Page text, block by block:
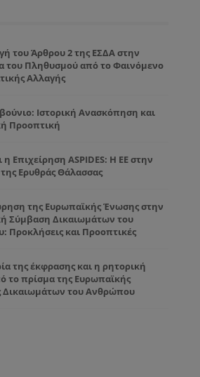
του Άρθρου 2 της ΕΣΔΑ στην
του Πληθυσμού από το Φαινόμενο
Αλλαγής
Ιστορική Ανασκόπηση και
Προοπτική
η Επιχείρηση ASPIDES: Η ΕΕ στην
Ερυθράς Θάλασσας
της Ευρωπαϊκής Ένωσης στην
Σύμβαση Δικαιωμάτων του
Προκλήσεις και Προοπτικές
της έκφρασης και η ρητορική
το πρίσμα της Ευρωπαϊκής
Δικαιωμάτων του Ανθρώπου